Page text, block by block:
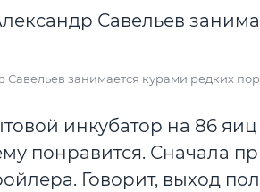
Савельев занимается курами редких
инкубатор на 86 яиц
понравится. Сначала
Говорит, выход